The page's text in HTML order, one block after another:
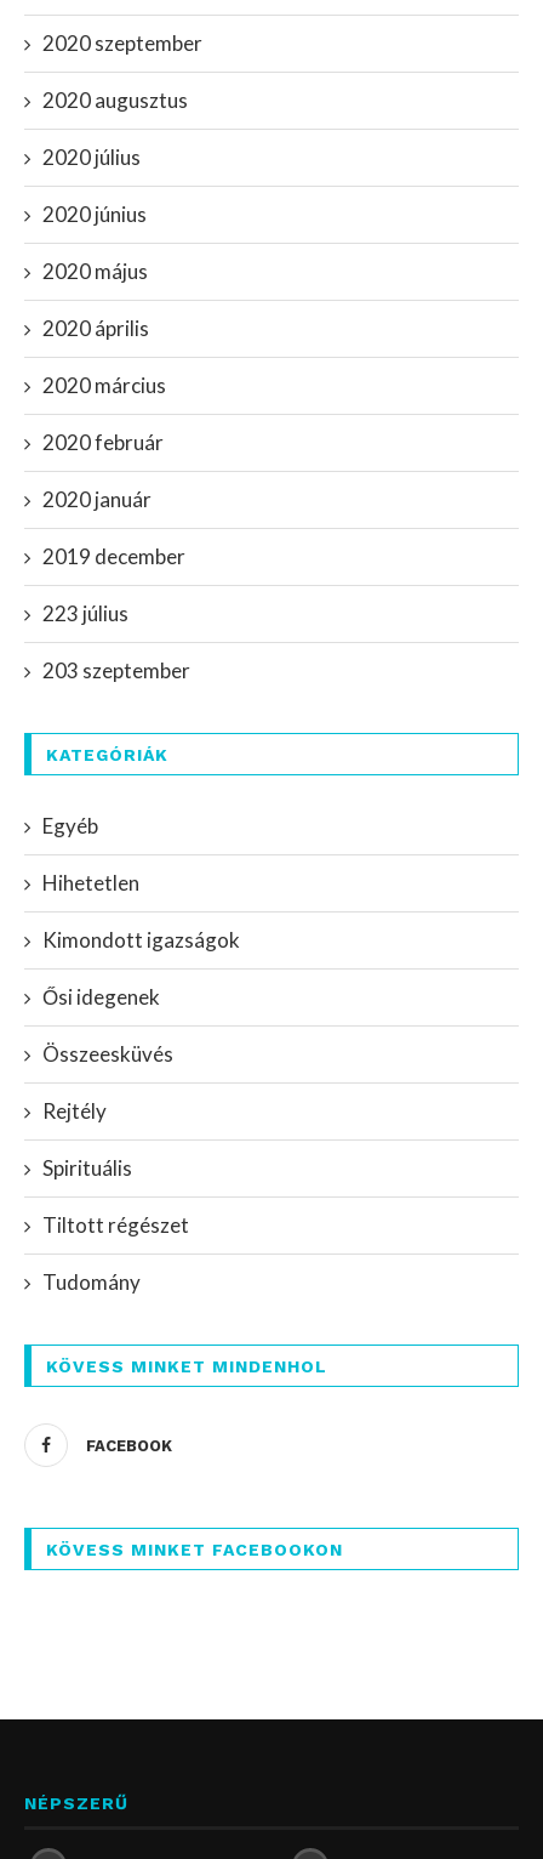
2020 szeptember
2020 augusztus
2020 július
2020 június
2020 május
2020 április
2020 március
2020 február
2020 január
2019 december
223 július
203 szeptember
KATEGÓRIÁK
Egyéb
Hihetetlen
Kimondott igazságok
Ősi idegenek
Összeesküvés
Rejtély
Spirituális
Tiltott régészet
Tudomány
KÖVESS MINKET MINDENHOL
FACEBOOK
KÖVESS MINKET FACEBOOKON
NÉPSZERŰ